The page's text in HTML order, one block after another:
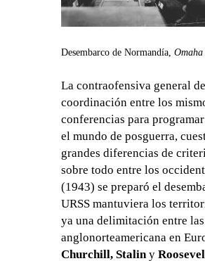
Desembarco de Normandía,
La contraofensiva general
coordinación entre los
conferencias para
el mundo de posguerra,
grandes diferencias de
sobre todo entre los
(1943) se preparó el
URSS mantuviera los
ya una delimitación entre
anglonorteamericana en
Churchill, Staliny